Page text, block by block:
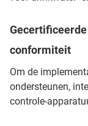
conformiteit
Om de
ondersteunen,
controle-